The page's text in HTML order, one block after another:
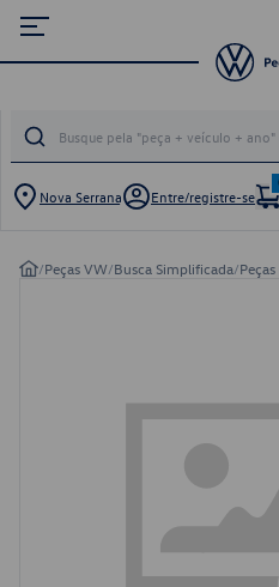
Nova Serrana Entre/registre-se
/Peças VW/Busca Simplificada/